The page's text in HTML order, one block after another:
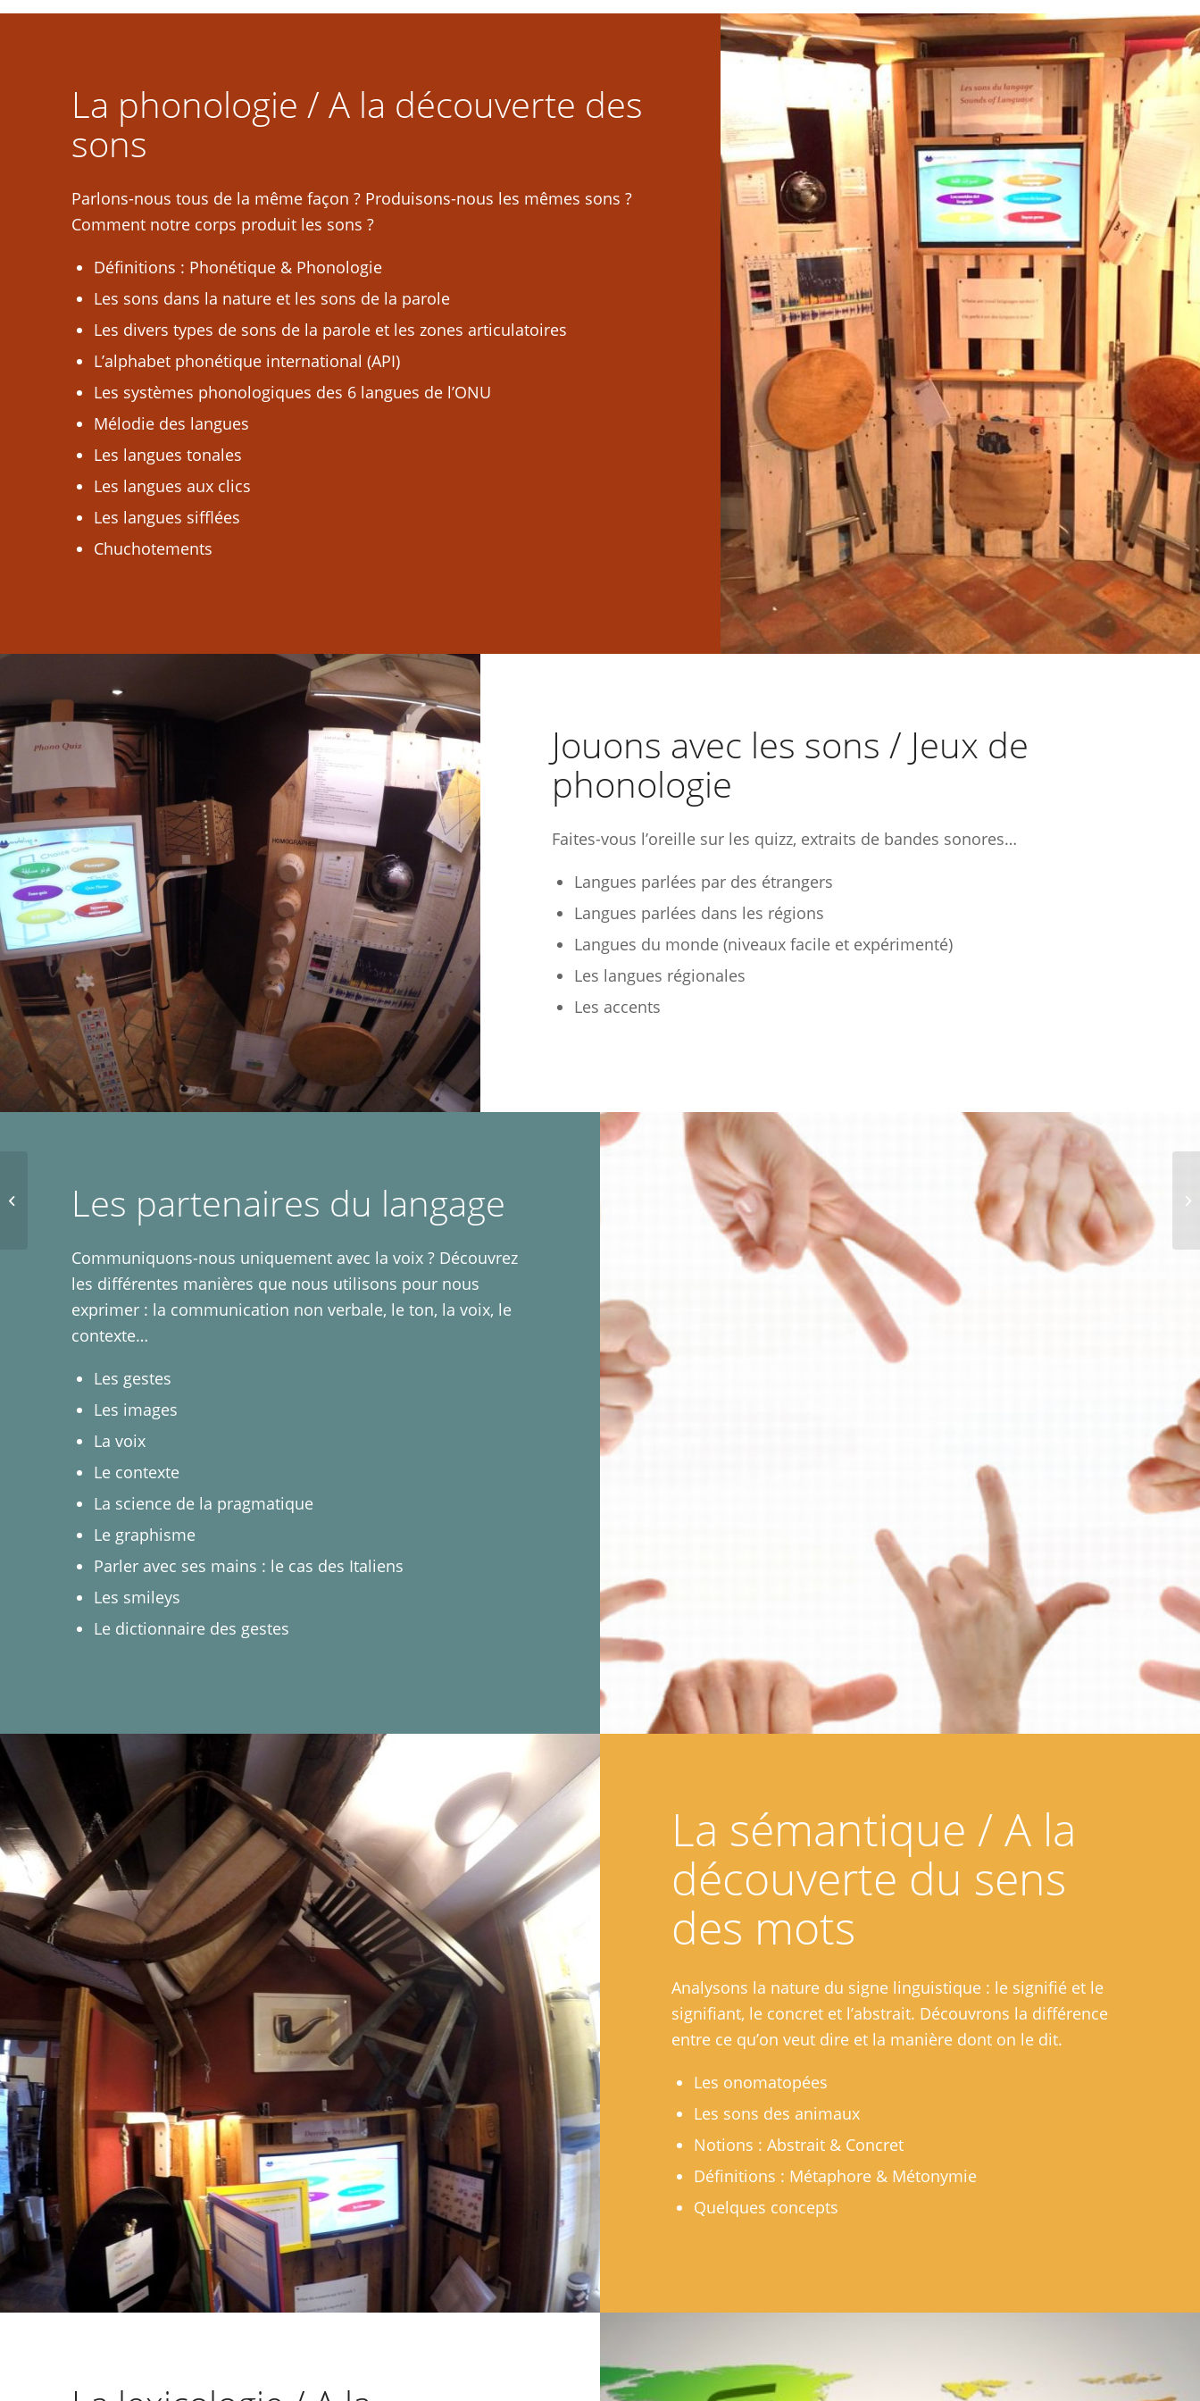
La phonologie / A la découverte des
sons
Parlons-nous tous de la même façon ? Produisons-nous les mêmes sons ?
Comment notre corps produit les sons ?
Définitions : Phonétique & Phonologie
Les sons dans la nature et les sons de la parole
Les divers types de sons de la parole et les zones articulatoires
L’alphabet phonétique international (API)
Les systèmes phonologiques des 6 langues de l’ONU
Mélodie des langues
Les langues tonales
Les langues aux clics
Les langues sifflées
Chuchotements
Jouons avec les sons / Jeux de
phonologie
Faites-vous l’oreille sur les quizz, extraits de bandes sonores…
Langues parlées par des étrangers
Langues parlées dans les régions
Langues du monde (niveaux facile et expérimenté)
Les langues régionales
Les accents
Les partenaires du langage
Communiquons-nous uniquement avec la voix ? Découvrez
les différentes manières que nous utilisons pour nous
exprimer : la communication non verbale, le ton, la voix, le
contexte…
Les gestes
Les images
La voix
Le contexte
La science de la pragmatique
Le graphisme
Parler avec ses mains : le cas des Italiens
Les smileys
Le dictionnaire des gestes
La sémantique / A la
découverte du sens
des mots
Analysons la nature du signe linguistique : le signifié et le
signifiant, le concret et l’abstrait. Découvrons la différence
entre ce qu’on veut dire et la manière dont on le dit.
Les onomatopées
Les sons des animaux
Notions : Abstrait & Concret
Définitions : Métaphore & Métonymie
Quelques concepts
Apprentissage